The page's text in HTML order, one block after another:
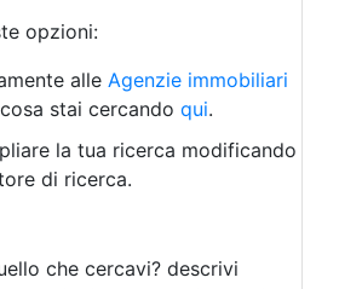
opzioni:
alle Agenzie immobiliari
stai cercando qui.
la tua ricerca modificando
di ricerca.
che cercavi? descrivi